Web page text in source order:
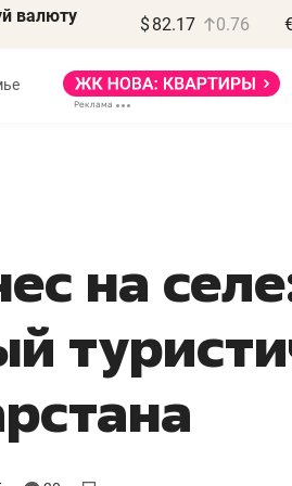
валюту $ 82.17 0.76
наВасиль Мазитов
МАРТ
«Не зная местных
правил, бизнес может
потерять минимум